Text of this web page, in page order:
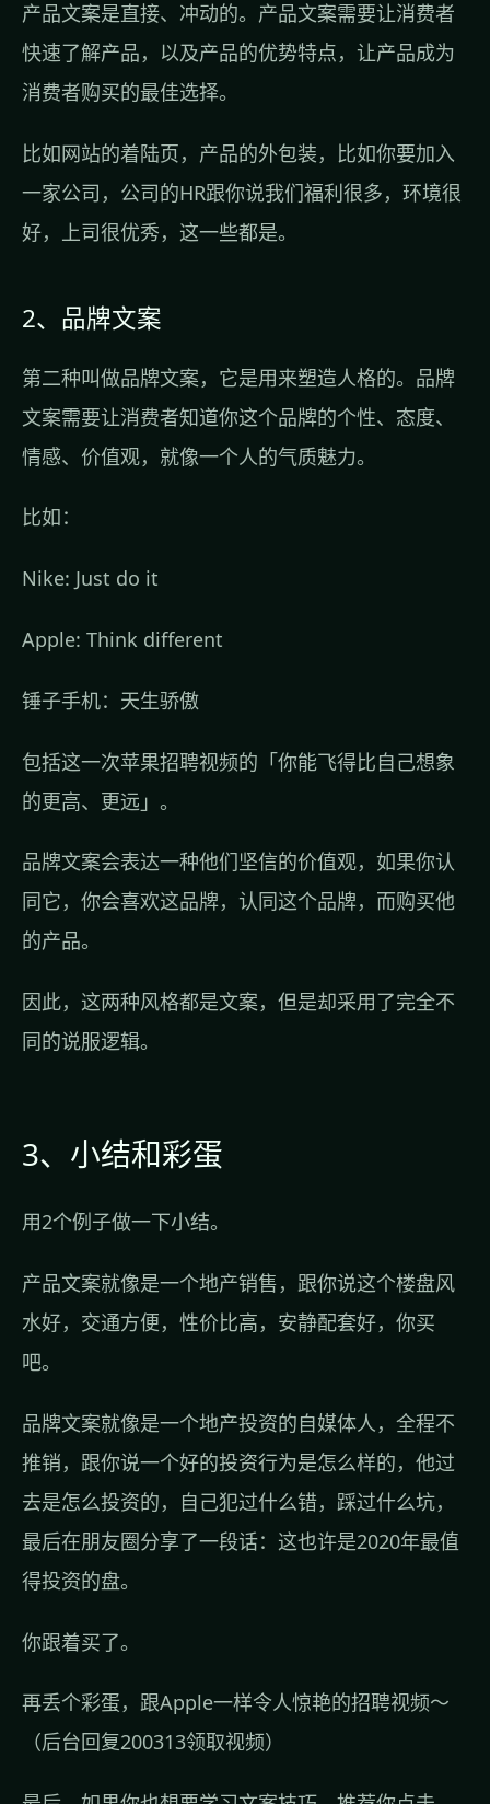
产品文案是直接、冲动的。产品文案需要让消费者
快速了解产品，以及产品的优势特点，让产品成为
消费者购买的最佳选择。
比如网站的着陆页，产品的外包装，比如你要加入
一家公司，公司的HR跟你说我们福利很多，环境很
好，上司很优秀，这一些都是。
2、品牌文案
第二种叫做品牌文案，它是用来塑造人格的。品牌
文案需要让消费者知道你这个品牌的个性、态度、
情感、价值观，就像一个人的气质魅力。
比如：
Nike: Just do it
Apple: Think different
锤子手机：天生骄傲
包括这一次苹果招聘视频的「你能飞得比自己想象
的更高、更远」。
品牌文案会表达一种他们坚信的价值观，如果你认
同它，你会喜欢这品牌，认同这个品牌，而购买他
的产品。
因此，这两种风格都是文案，但是却采用了完全不
同的说服逻辑。
3、小结和彩蛋
用2个例子做一下小结。
产品文案就像是一个地产销售，跟你说这个楼盘风
水好，交通方便，性价比高，安静配套好，你买
吧。
品牌文案就像是一个地产投资的自媒体人，全程不
推销，跟你说一个好的投资行为是怎么样的，他过
去是怎么投资的，自己犯过什么错，踩过什么坑，
最后在朋友圈分享了一段话：这也许是2020年最值
得投资的盘。
你跟着买了。
再丢个彩蛋，跟Apple一样令人惊艳的招聘视频～
（后台回复200313领取视频）